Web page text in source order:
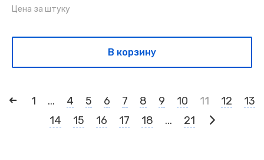
Цена за штуку
В корзину
1 ... 4 5 6 7 8 9 10 11 12
13
14
15 16 17 18 ... 21